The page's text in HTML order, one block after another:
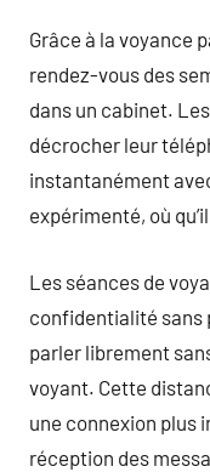
Grâce à la voyance
rendez-vous des
dans un cabinet.
décrocher leur
instantanément
expérimenté, où
Les séances de
confidentialité sans
parler librement
voyant. Cette
une connexion plus
réception des